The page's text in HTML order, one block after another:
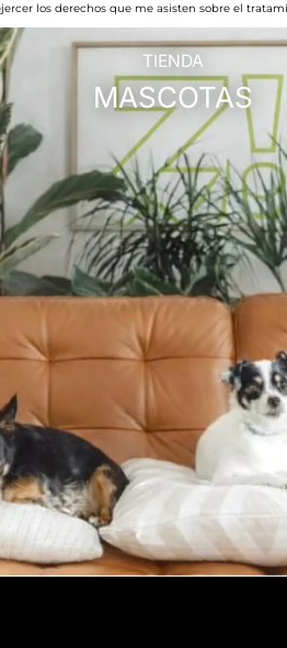
los derechos que me asisten sobre el
TIENDA
MASCOTAS